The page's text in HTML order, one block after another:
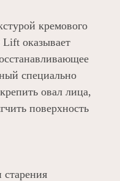
кремового
Lift оказывает
специально
овал лица,
поверхность